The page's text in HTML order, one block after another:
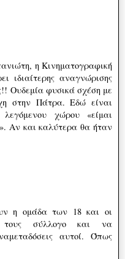
η Κινηματογραφική
ιδιαίτερης αναγνώρισης
Ουδεμία φυσικά σχέση με
στην Πάτρα. Εδώ είναι
χώρου «είμαι
Αν και καλύτερα θα ήταν
η ομάδα των 18 και οι
τους σύλλογο και να
αυτοί. Όπως